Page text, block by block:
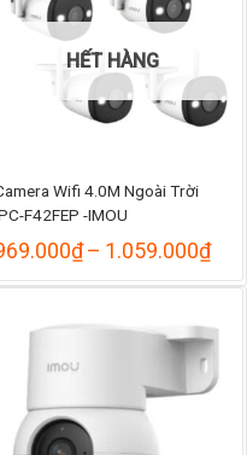
HẾT HÀNG
Wifi 4.0M Ngoài Trời
F42FEP -IMOU
₫– 1.059.000₫
từ
đến